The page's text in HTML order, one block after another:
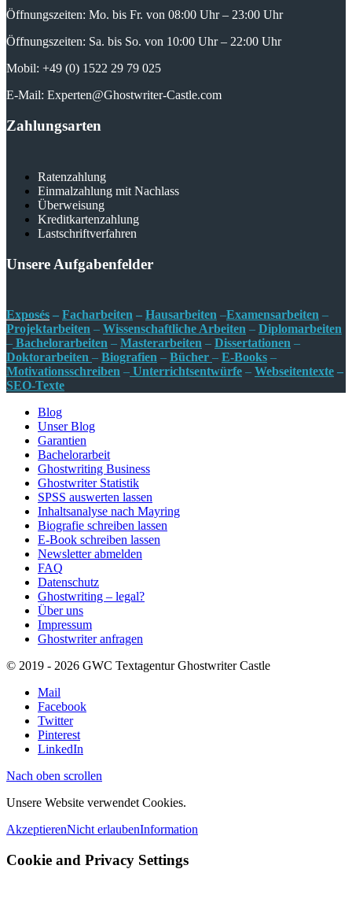
Öffnungszeiten: Mo. bis Fr. von 08:00 Uhr – 23:00 Uhr
Öffnungszeiten: Sa. bis So. von 10:00 Uhr – 22:00 Uhr
Mobil: +49 (0) 1522 29 79 025
E-Mail: Experten@Ghostwriter-Castle.com
Zahlungsarten
Ratenzahlung
Einmalzahlung mit Nachlass
Überweisung
Kreditkartenzahlung
Lastschriftverfahren
Unsere Aufgabenfelder
Exposés – Facharbeiten – Hausarbeiten –Examensarbeiten –
Projektarbeiten – Wissenschaftliche Arbeiten – Diplomarbeiten
– Bachelorarbeiten – Masterarbeiten – Dissertationen –
Doktorarbeiten – Biografien – Bücher – E-Books –
Motivationsschreiben – Unterrichtsentwürfe – Webseitentexte –
SEO-Texte
Blog
Unser Blog
Garantien
Bachelorarbeit
Ghostwriting Business
Ghostwriter Statistik
SPSS auswerten lassen
Inhaltsanalyse nach Mayring
Biografie schreiben lassen
E-Book schreiben lassen
Newsletter abmelden
FAQ
Datenschutz
Ghostwriting – legal?
Über uns
Impressum
Ghostwriter anfragen
© 2019 - 2026 GWC Textagentur Ghostwriter Castle
Mail
Facebook
Twitter
Pinterest
LinkedIn
Nach oben scrollen
Unsere Website verwendet Cookies.
AkzeptierenNicht erlaubenInformation
Cookie and Privacy Settings